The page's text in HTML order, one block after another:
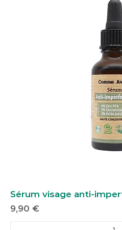
Sérum visage anti-
Prix
9,90 €